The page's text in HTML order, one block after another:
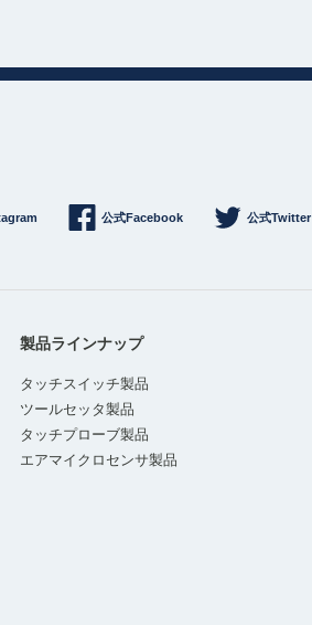
公式Facebook 公式Twitter
製品ラインナップ
タッチスイッチ製品
ツールセッタ製品
タッチプローブ製品
エアマイクロセンサ製品